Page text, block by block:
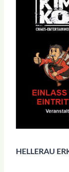
HELLERAU